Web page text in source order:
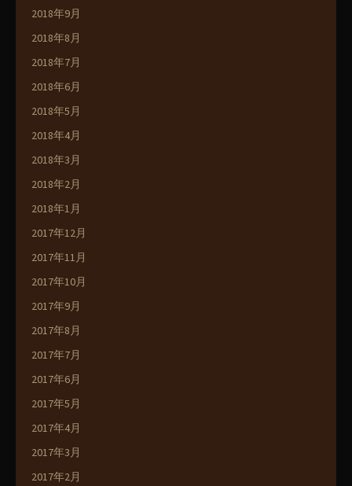
2018年9月
2018年8月
2018年7月
2018年6月
2018年5月
2018年4月
2018年3月
2018年2月
2018年1月
2017年12月
2017年11月
2017年10月
2017年9月
2017年8月
2017年7月
2017年6月
2017年5月
2017年4月
2017年3月
2017年2月